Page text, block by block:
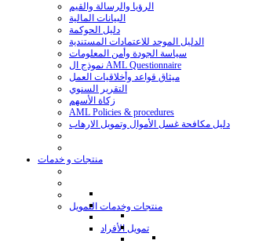
الرؤيا والرسالة والقيم
البيانات المالية
دليل الحوكمة
الدليل الموحد للاعتمادات المستندية
سياسة الجودة وأمن المعلومات
نموذج ال AML Questionnaire
ميثاق قواعد وأخلاقيات العمل
التقرير السنوي
زكاة الأسهم
AML Policies & procedures
دليل مكافحة غسل الأموال وتمويل الارهاب
منتجات و خدمات
منتجات وخدمات التمويل
تمويل الأفراد